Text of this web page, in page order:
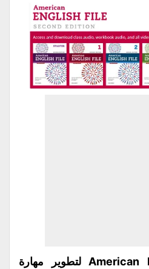
سلسلة American English File لتطوير مهارة